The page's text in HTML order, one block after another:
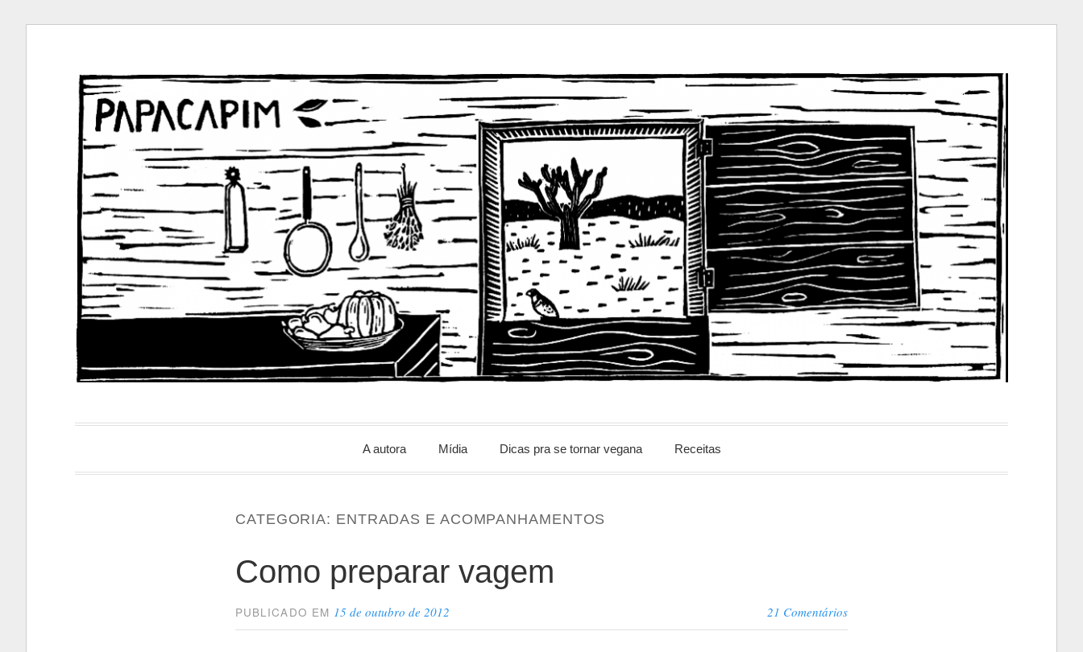
conteúdo
PapacapimA autora Mídia Dicas pra se tornar vegana Receitas
CATEGORIA: ENTRADAS E ACOMPANHAMENTOS
Como preparar vagem
PUBLICADO EM 15 de outubro de 2012 21 Comentários